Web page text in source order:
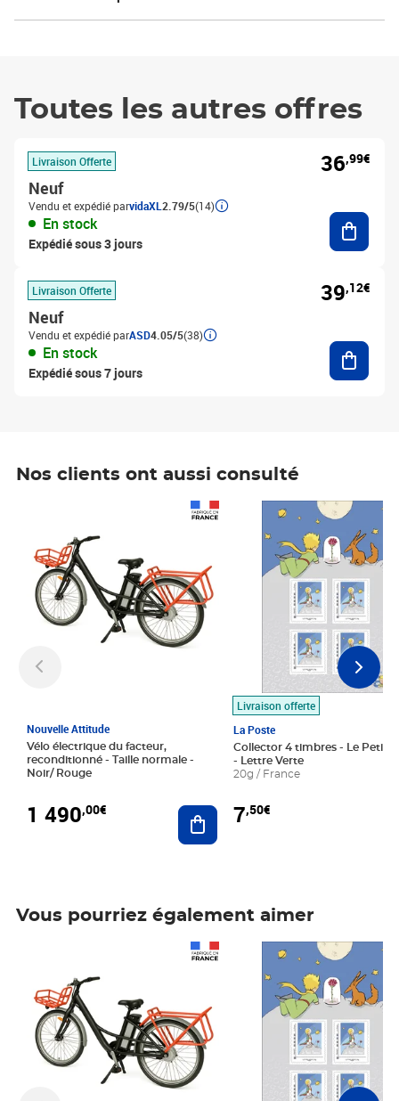
Toutes les autres offres
Livraison Offerte
Neuf
Vendu et expédié parvidaXL 2.79/5(14)
En stock
Expédié sous 3 jours
36,99€
Livraison Offerte
Neuf
Vendu et expédié parASD4.05/5(38)
En stock
Expédié sous 7 jours
39,12€
Nos clients ont aussi consulté
Nouvelle Attitude
Vélo électrique du facteur,
reconditionné - Taille normale -
Noir/ Rouge
1 490,00€ Ajouter au panier
Livraison offerte
La Poste
Collector 4 timbres - Le Petit
- Lettre Verte
20g / France
7,50€
Prix 7,50€
Vous pourriez également aimer
Prix 7,50€